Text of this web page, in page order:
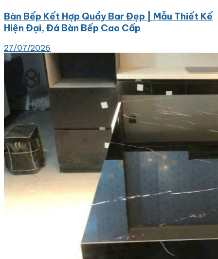
Bàn Bếp Kết Hợp Quầy Bar Đẹp | Mẫu Thiết Kế
Hiện Đại, Đá Bàn Bếp Cao Cấp
27/07/2026